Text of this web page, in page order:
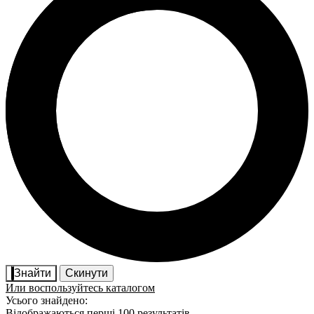
Знайти
Скинути
Или воспользуйтесь каталогом
Усього знайдено: